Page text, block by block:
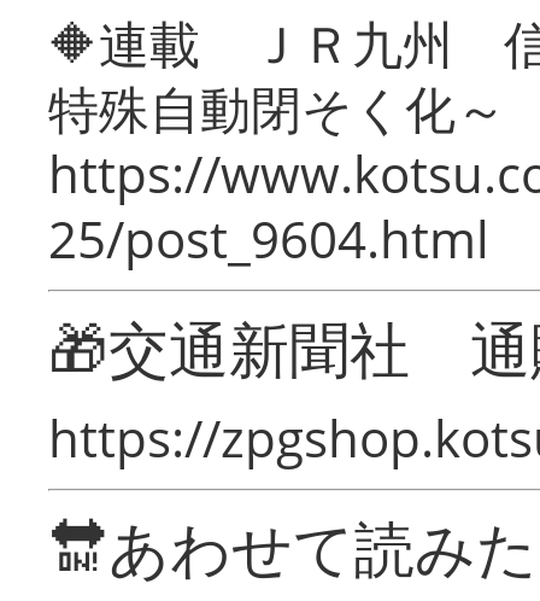
🔶連載 ＪＲ九州 信
特殊自動閉そく化～
https://
25/post_9604.html
🎁交通新聞社
https://
🔛あわせて読み